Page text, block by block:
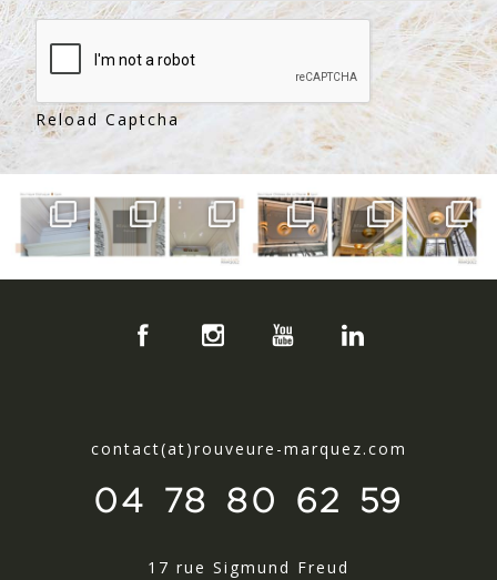
Reload Captcha
contact(at)rouveure-marquez.com
04 78 80 62 59
17 rue Sigmund Freud